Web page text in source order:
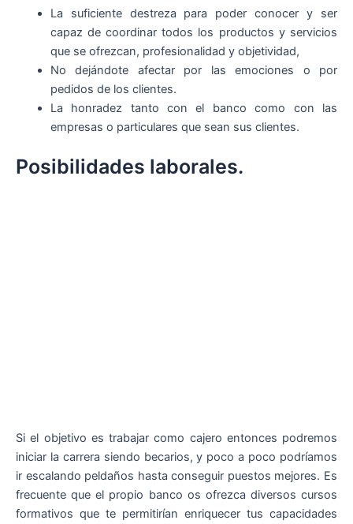
La suficiente destreza para poder conocer y ser
capaz de coordinar todos los productos y servicios
que se ofrezcan, profesionalidad y objetividad,
No dejándote afectar por las emociones o por
pedidos de los clientes.
La honradez tanto con el banco como con las
empresas o particulares que sean sus clientes.
Posibilidades laborales.
Si el objetivo es trabajar como cajero entonces podremos
iniciar la carrera siendo becarios, y poco a poco podríamos
ir escalando peldaños hasta conseguir puestos mejores. Es
frecuente que el propio banco os ofrezca diversos cursos
formativos que te permitirían enriquecer tus capacidades